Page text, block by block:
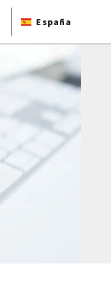
España